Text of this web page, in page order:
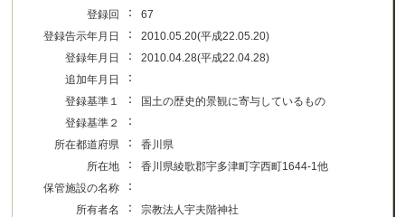
登録回
：
67
登録告示年月日
：
2010.05.20(平成22.05.20)
登録年月日
：
2010.04.28(平成22.04.28)
追加年月日
：
登録基準１ ：
国土の歴史的景観に寄与しているもの
登録基準２
：
所在都道府県 ：
香川県
所在地
：
香川県綾歌郡宇多津町字西町1644-1他
保管施設の名称
：
所有者名 ：
宗教法人宇夫階神社